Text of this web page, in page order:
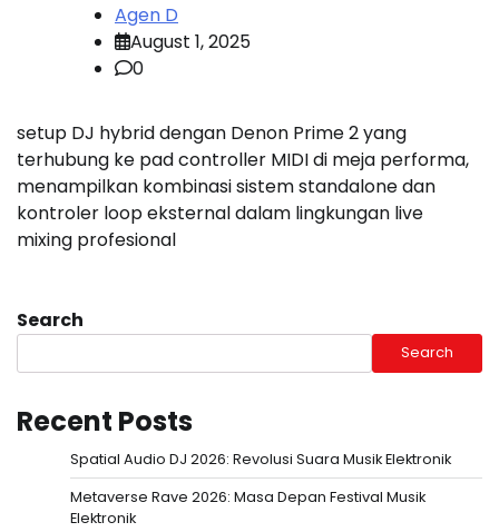
Agen D
August 1, 2025
0
setup DJ hybrid dengan Denon Prime 2 yang
terhubung ke pad controller MIDI di meja performa,
menampilkan kombinasi sistem standalone dan
kontroler loop eksternal dalam lingkungan live
mixing profesional
Search
Search
Recent Posts
Spatial Audio DJ 2026: Revolusi Suara Musik Elektronik
Metaverse Rave 2026: Masa Depan Festival Musik
Elektronik